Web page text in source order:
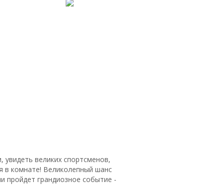
великих спортсменов,
в комнате! Великолепный шанс
пройдет грандиозное событие -